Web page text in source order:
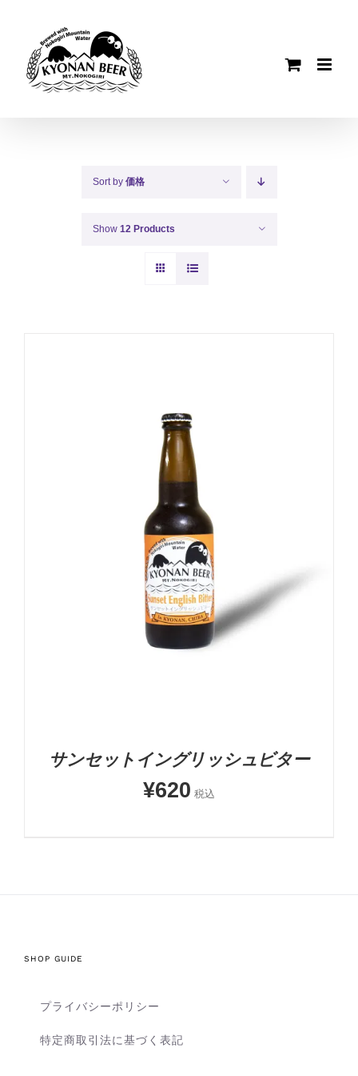
content
Sort by 価格
Show 12 Products
お買い物カゴに追加
詳細
サンセットイングリッシュビター
¥620 税込
SHOP GUIDE
プライバシーポリシー
特定商取引法に基づく表記